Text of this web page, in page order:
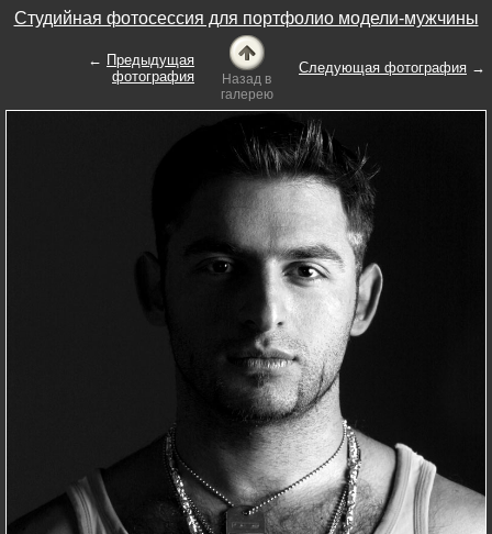
Студийная фотосессия для портфолио модели-мужчины
← Предыдущая
фотография
Назад в
галерею
Следующая фотография →